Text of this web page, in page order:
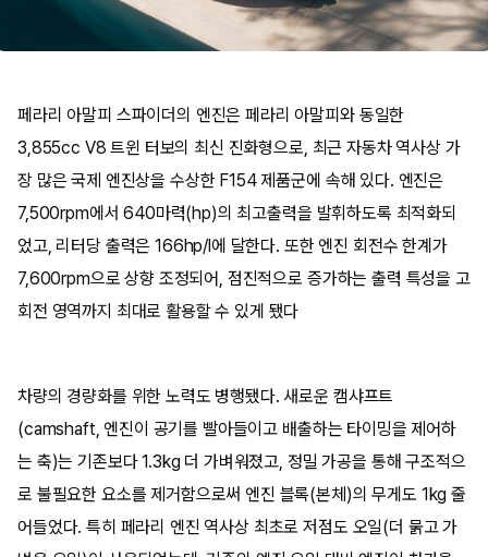
페라리 아말피 스파이더의 엔진은 페라리 아말피와 동일한
3,855cc V8 트윈 터보의 최신 진화형으로, 최근 자동차 역사상 가
장 많은 국제 엔진상을 수상한 F154 제품군에 속해 있다. 엔진은
7,500rpm에서 640마력(hp)의 최고출력을 발휘하도록 최적화되
었고, 리터당 출력은 166hp/l에 달한다. 또한 엔진 회전수 한계가
7,600rpm으로 상향 조정되어, 점진적으로 증가하는 출력 특성을 고
회전 영역까지 최대로 활용할 수 있게 됐다
차량의 경량화를 위한 노력도 병행됐다. 새로운 캠샤프트
(camshaft, 엔진이 공기를 빨아들이고 배출하는 타이밍을 제어하
는 축)는 기존보다 1.3kg 더 가벼워졌고, 정밀 가공을 통해 구조적으
로 불필요한 요소를 제거함으로써 엔진 블록(본체)의 무게도 1kg 줄
어들었다. 특히 페라리 엔진 역사상 최초로 저점도 오일(더 묽고 가